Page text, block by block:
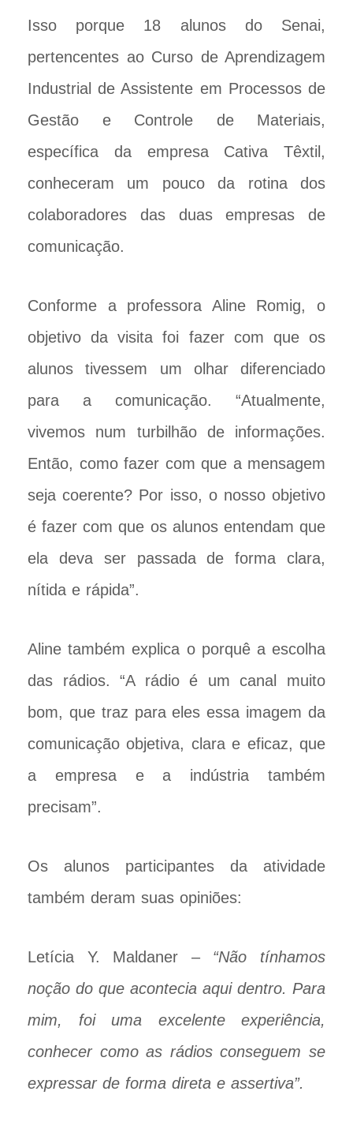
Isso porque 18 alunos do Senai,
pertencentes ao Curso de Aprendizagem
Industrial de Assistente em Processos de
Gestão e Controle de Materiais,
específica da empresa Cativa Têxtil,
conheceram um pouco da rotina dos
colaboradores das duas empresas de
comunicação.
Conforme a professora Aline Romig, o
objetivo da visita foi fazer com que os
alunos tivessem um olhar diferenciado
para a comunicação. “Atualmente,
vivemos num turbilhão de informações.
Então, como fazer com que a mensagem
seja coerente? Por isso, o nosso objetivo
é fazer com que os alunos entendam que
ela deva ser passada de forma clara,
nítida e rápida”.
Aline também explica o porquê a escolha
das rádios. “A rádio é um canal muito
bom, que traz para eles essa imagem da
comunicação objetiva, clara e eficaz, que
a empresa e a indústria também
precisam”.
Os alunos participantes da atividade
também deram suas opiniões:
Letícia Y. Maldaner – “Não tínhamos
noção do que acontecia aqui dentro. Para
mim, foi uma excelente experiência,
conhecer como as rádios conseguem se
expressar de forma direta e assertiva”.